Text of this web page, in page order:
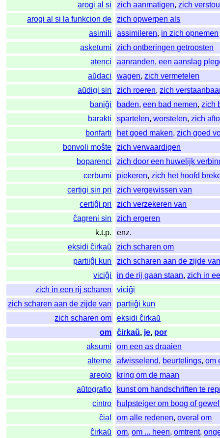
arogi al si
zich aanmatigen,zich
arogi al si la funkcion de
zich opwerpen als
asimili
assimileren, in zich opnemen
asketumi
zich ontberingen getroosten
atenci
aanranden,een aanslag
aŭdaci
wagen,zich vermetelen
aŭdigi sin
zich roeren,zich
baniĝi
baden,een bad nemen,zich
barakti
spartelen,worstelen,zich
bonfarti
het goed maken,zich goed
bonvoli moŝte
zich verwaardigen
boparenci
zich door een huwelijk
cerbumi
piekeren,zich het hoofd
certigi sin pri
zich vergewissen van
certiĝi pri
zich verzekeren van
ĉagreni sin
zich ergeren
k.t.p.
enz.
eksidi ĉirkaŭ
zich scharen om
partiiĝi kun
zich scharen aan de zijde
viciĝi
in de rij gaan staan,zich in
zich in een rij scharen
viciĝi
zich scharen aan de zijde van
partiiĝi kun
zich scharen om
eksidi ĉirkaŭ
om
ĉirkaŭ, je, por
aksumi
om een as draaien
alterne
afwisselend, beurtelings,om
areolo
kring om de maan
aŭtografio
kunst om handschriften te
cintro
hulpsteiger om boog of
ĉial
om alle redenen,overal om
ĉirkaŭ
om,om ... heen,omtrent,